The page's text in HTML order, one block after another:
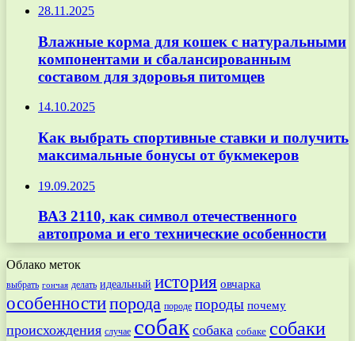
28.11.2025
Влажные корма для кошек с натуральными
компонентами и сбалансированным
составом для здоровья питомцев
14.10.2025
Как выбрать спортивные ставки и получить
максимальные бонусы от букмекеров
19.09.2025
ВАЗ 2110, как символ отечественного
автопрома и его технические особенности
Облако меток
выбрать гончая делать идеальный история овчарка
особенностипорода породе породы почему
происхождения случае собак собака собаке собаки